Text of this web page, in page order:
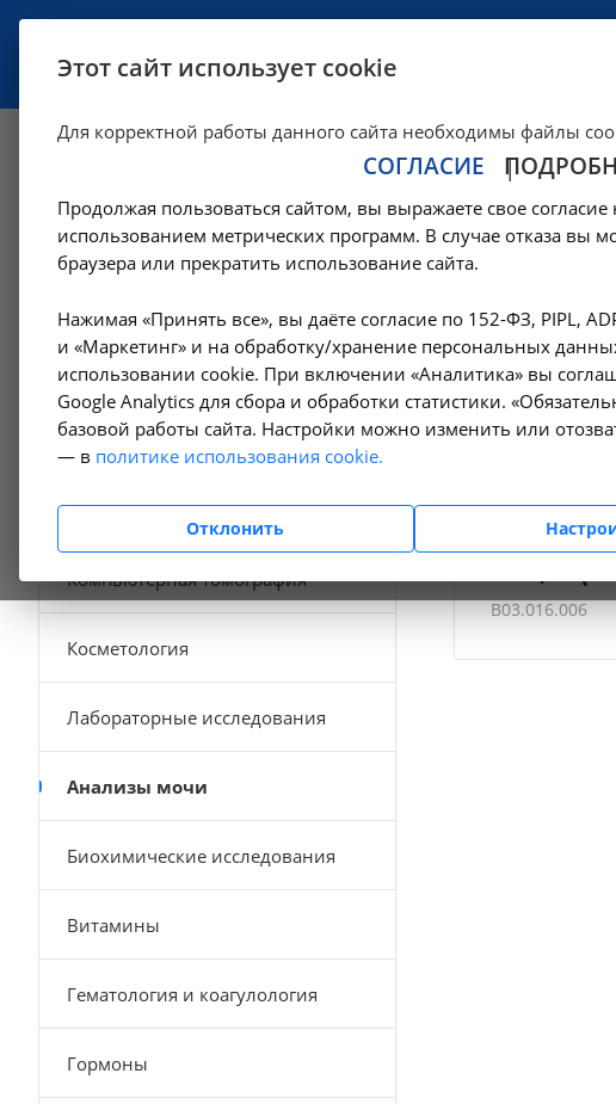
Анализы мочи
Цены в Москве — Лабораторные исследования — Анализы мочи
Посев
B03.016.006
Амбулаторно-
поликлинические услуги
Гемодиализ
Денситометрия
Компьютерная томография
Косметология
Лабораторные исследования
Анализы мочи
Биохимические исследования
Витамины
Гематология и коагулология
Гормоны
Этот сайт использует cookie
Для корректной работы данного сайта необходимы файлы
СОГЛАСИЕ
Продолжая пользоваться сайтом, вы выражаете свое
использованием метрических программ. В случае отказа вы
браузера или прекратить использование сайта.
Нажимая «Принять все», вы даёте согласие по 152-ФЗ, PIPL,
и «Маркетинг» и на обработку/хранение персональных
использовании cookie. При включении «Аналитика» вы
Google Analytics для сбора и обработки статистики.
базовой работы сайта. Настройки можно изменить или
— в политике использования cookie.
Отклонить